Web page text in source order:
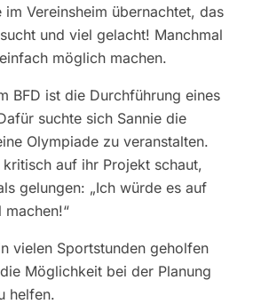
Vereinsheim übernachtet, das
und viel gelacht! Manchmal
möglich machen.
BFD ist die Durchführung eines
suchte sich Sannie die
Olympiade zu veranstalten.
kritisch auf ihr Projekt schaut,
gelungen: „Ich würde es auf
machen!“
vielen Sportstunden geholfen
Möglichkeit bei der Planung
helfen.